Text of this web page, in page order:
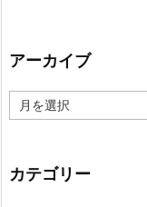
アーカイブ
ー
ブ
カテゴリー